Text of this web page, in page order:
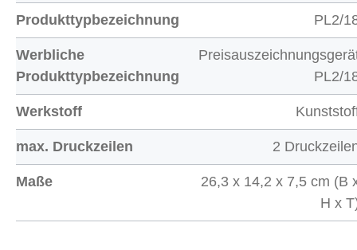
Produkttypbezeichnung PL2/
Werbliche
Produkttypbezeichnung
PL2/
Werkstoff
max. Druckzeilen 2
Maße
26,3 x 14,2 x 7,5 cm (B
H x